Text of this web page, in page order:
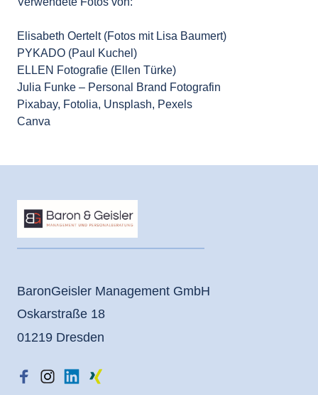
Elisabeth Oertelt (Fotos mit Lisa Baumert)
PYKADO (Paul Kuchel)
ELLEN Fotografie (Ellen Türke)
Julia Funke – Personal Brand Fotografin
Pixabay, Fotolia, Unsplash, Pexels
Canva
BaronGeisler Management GmbH
Oskarstraße 18
01219 Dresden